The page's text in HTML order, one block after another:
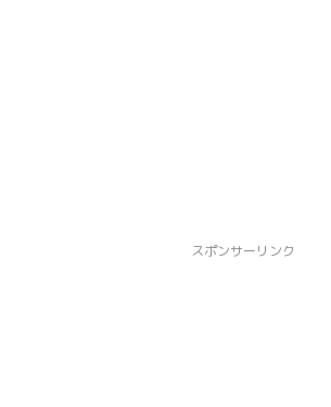
スポンサーリンク